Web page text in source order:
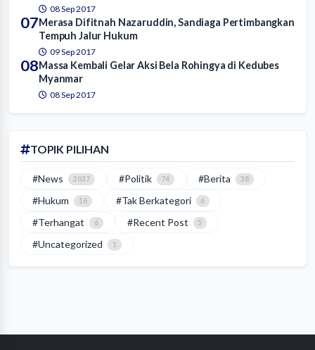
08 Sep 2017
07Merasa Difitnah Nazaruddin, Sandiaga Pertimbangkan
Tempuh Jalur Hukum
09 Sep 2017
08Massa Kembali Gelar Aksi Bela Rohingya di Kedubes
Myanmar
08 Sep 2017
TOPIK PILIHAN
#News 2037 #Politik 74 #Berita 38
#Hukum 16 #Tak Berkategori 6
#Terhangat 6 #Recent Post 5
#Uncategorized 1